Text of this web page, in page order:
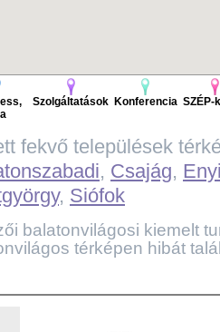
Szolgáltatások Konferencia SZÉP-
fekvő települések
, Csajág,
, Siófok
balatonvilágosi kiemelt
térképen hibát